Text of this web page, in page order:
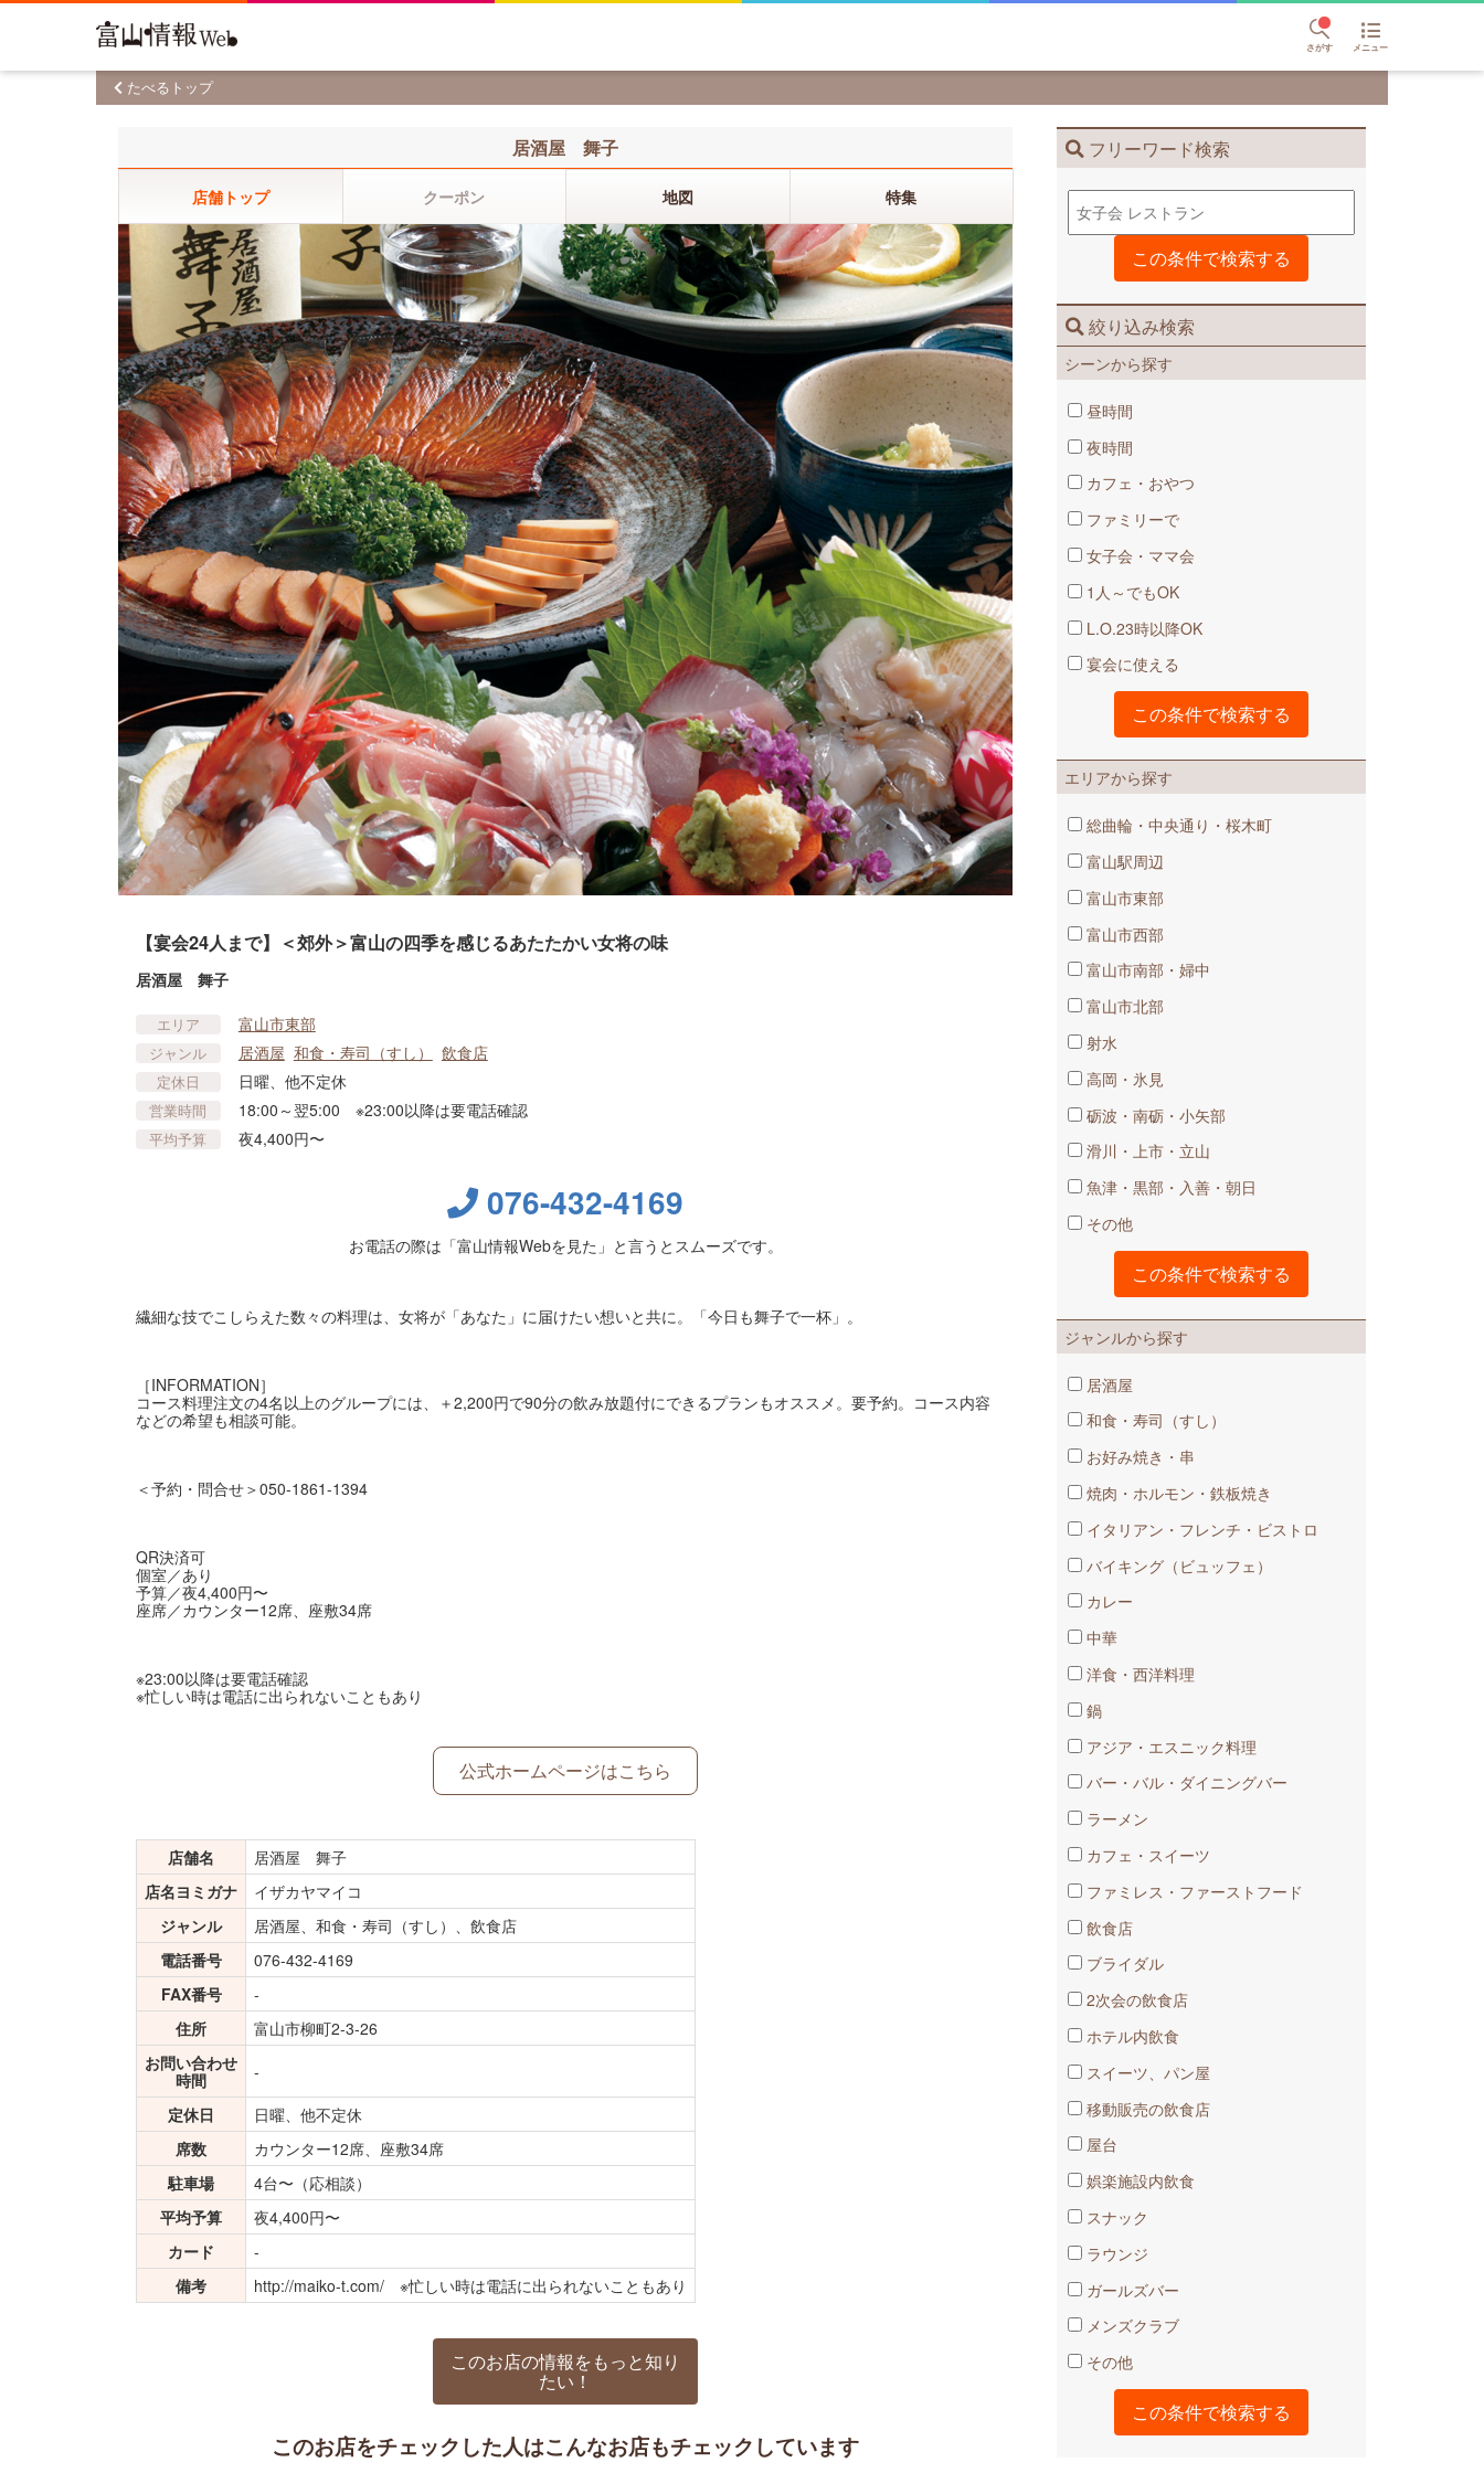
さがす メニュー
たべるトップ
フリーワード検索
絞り込み検索
シーンから探す
昼時間
夜時間
カフェ・おやつ
ファミリーで
女子会・ママ会
1人～でもOK
L.O.23時以降OK
宴会に使える
エリアから探す
総曲輪・中央通り・桜木町
富山駅周辺
富山市東部
富山市西部
富山市南部・婦中
富山市北部
射水
高岡・氷見
砺波・南砺・小矢部
滑川・上市・立山
魚津・黒部・入善・朝日
その他
ジャンルから探す
居酒屋
和食・寿司（すし）
お好み焼き・串
焼肉・ホルモン・鉄板焼き
イタリアン・フレンチ・ビストロ
バイキング（ビュッフェ）
カレー
中華
洋食・西洋料理
鍋
アジア・エスニック料理
バー・バル・ダイニングバー
ラーメン
カフェ・スイーツ
ファミレス・ファーストフード
飲食店
ブライダル
2次会の飲食店
ホテル内飲食
スイーツ、パン屋
移動販売の飲食店
屋台
娯楽施設内飲食
スナック
ラウンジ
ガールズバー
メンズクラブ
その他
居酒屋 舞子
店舗トップ クーポン 地図 特集
【宴会24人まで】＜郊外＞富山の四季を感じるあたたかい女将の味
居酒屋 舞子
エリア 富山市東部
ジャンル 居酒屋 和食・寿司（すし） 飲食店
定休日 日曜、他不定休
営業時間 18:00～翌5:00 ※23:00以降は要電話確認
平均予算 夜4,400円〜
076-432-4169
お電話の際は「富山情報Webを見た」と言うとスムーズです。
繊細な技でこしらえた数々の料理は、女将が「あなた」に届けたい想いと共に。「今日も舞子で一杯」。
［INFORMATION］
コース料理注文の4名以上のグループには、＋2,200円で90分の飲み放題付にできるプランもオススメ。要予約。コース内容
などの希望も相談可能。
＜予約・問合せ＞050-1861-1394
QR決済可
個室／あり
予算／夜4,400円〜
座席／カウンター12席、座敷34席
※23:00以降は要電話確認
※忙しい時は電話に出られないこともあり
公式ホームページはこちら
店舗名
居酒屋 舞子
店名ヨミガナ
イザカヤマイコ
ジャンル
居酒屋、和食・寿司（すし）、飲食店
電話番号
076-432-4169
FAX番号
-
住所
富山市柳町2-3-26
お問い合わせ
時間
-
定休日
日曜、他不定休
席数
カウンター12席、座敷34席
駐車場
4台〜（応相談）
平均予算
夜4,400円〜
カード
-
備考
http://maiko-t.com/ ※忙しい時は電話に出られないこともあり
このお店の情報をもっと知り
たい！
このお店をチェックした人はこんなお店もチェックしています